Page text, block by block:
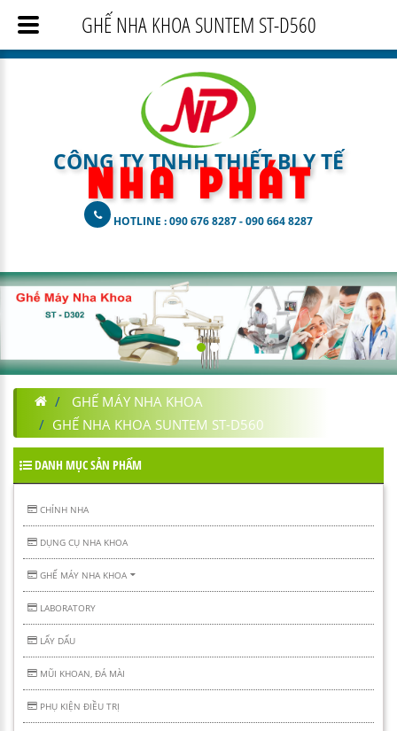
CÔNG TY TNHH THIẾT BỊ Y TẾ
N H A P H Á T
HOTLINE : 090 676 8287 - 090 664 8287
GHẾ MÁY NHA KHOA
GHẾ NHA KHOA SUNTEM ST-D560
DANH MỤC SẢN PHẨM
CHỈNH NHA
DỤNG CỤ NHA KHOA
GHẾ MÁY NHA KHOA
LABORATORY
LẤY DẤU
MŨI KHOAN, ĐÁ MÀI
PHỤ KIỆN ĐIỀU TRỊ
GHẾ NHA KHOA SUNTEM ST-D560